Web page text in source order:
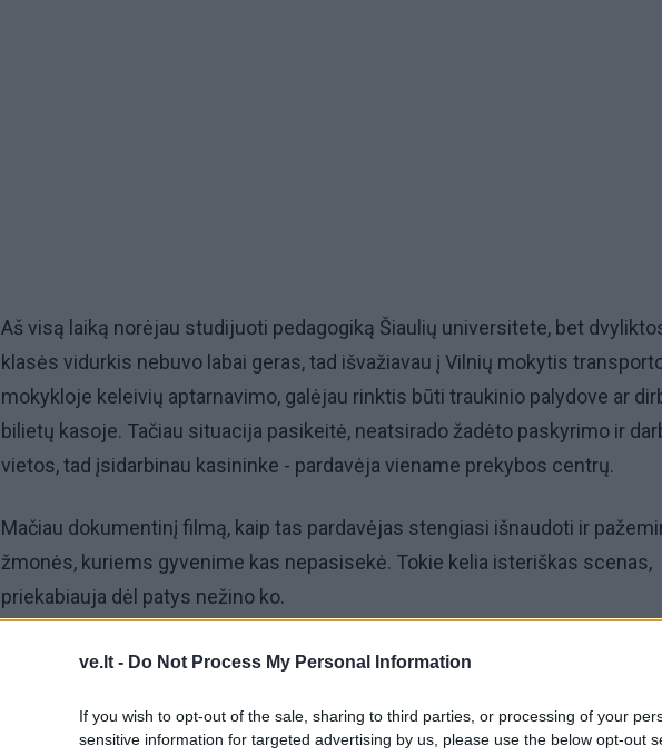
ve.lt - Do Not Process My Personal Information
If you wish to opt-out of the sale, sharing to third parties, or processing of your
sensitive information for targeted advertising by us, please use the below opt-out
Aš visą laiką norėjau studijuoti pedagogiką Šiaulių universitete, bet
klasės vidurkis nebuvo labai geras, tad išvažiavau į Vilnių mokytis
mokykloje keleivių aptarnavimo, galėjau rinktis būti traukinio palydove ar
bilietų kasoje. Tačiau situacija pasikeitė, neatsirado žadėto paskyrimo ir
vietos, tad įsidarbinau kasininke - pardavėja viename prekybos centrų.
Mačiau dokumentinį filmą, kaip tas pardavėjas stengiasi išnaudoti ir
žmonės, kuriems gyvenime kas nepasisekė. Tokie kelia isteriškas scenas,
priekabiauja dėl patys nežino ko.
Visokių nutikimų būdavo. Atidirbusi ilgą dieną, dar naktį valydavau salę,
kasoje raudonuodavau, net pravirkdavau, nurydavau įžeidimą, o paskui